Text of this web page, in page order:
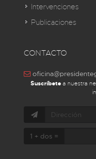
Intervenciones
Publicaciones
CONTACTO
Suscríbetea nuestra
1 + dos =